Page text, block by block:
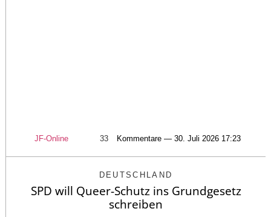
JF-Online 33 Kommentare — 30. Juli 2026 17:23
DEUTSCHLAND
SPD will Queer-Schutz ins Grundgesetz
schreiben